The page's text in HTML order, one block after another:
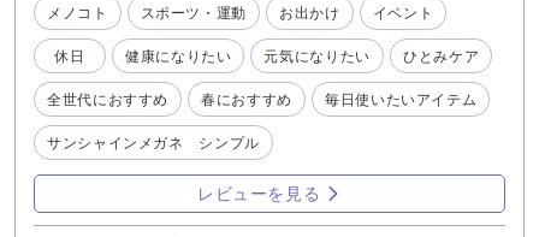
メノコト スポーツ・運動 お出かけ イベント
休日 健康になりたい 元気になりたい ひとみケア
全世代におすすめ 春におすすめ 毎日使いたいアイテム
サンシャインメガネ シンプル
レビューを見る